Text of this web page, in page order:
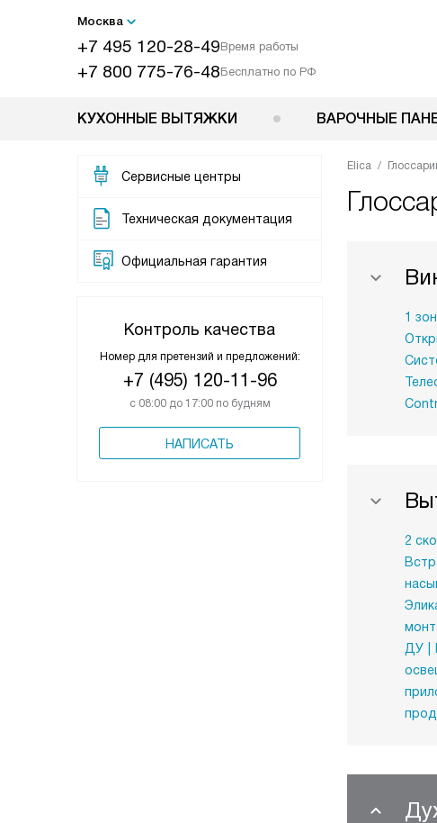
Москва
+7 495 120-28-49Время работы
+7 800 775-76-48Бесплатно по РФ
КУХОННЫЕ ВЫТЯЖКИ ВАРОЧНЫЕ
Сервисные центры
Техническая документация
Официальная гарантия
Контроль качества
Номер для претензий и предложений:
+7 (495) 120-11-96
с 08:00 до 17:00 по будням
НАПИСАТЬ
Elica
1
2
ДУ